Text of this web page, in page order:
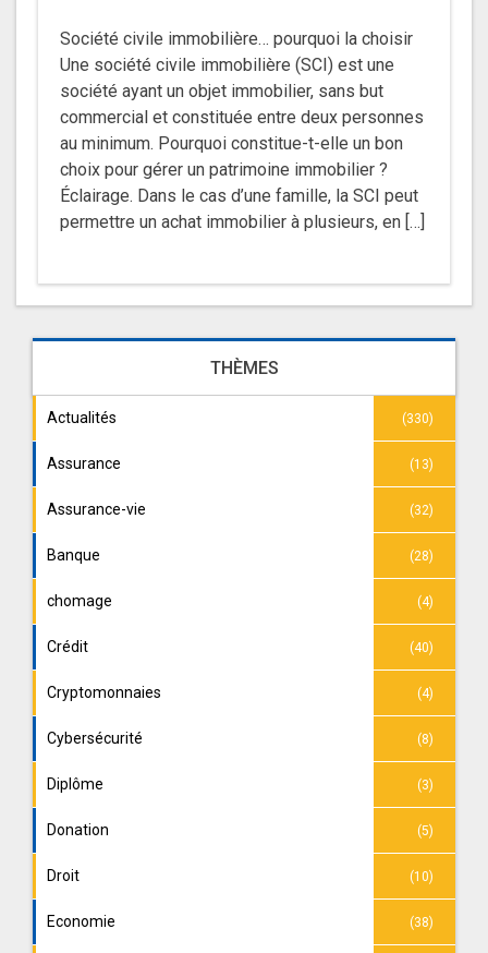
Société civile immobilière… pourquoi la choisir
Une société civile immobilière (SCI) est une
société ayant un objet immobilier, sans but
commercial et constituée entre deux personnes
au minimum. Pourquoi constitue-t-elle un bon
choix pour gérer un patrimoine immobilier ?
Éclairage. Dans le cas d’une famille, la SCI peut
permettre un achat immobilier à plusieurs, en […]
THÈMES
Actualités (330)
Assurance (13)
Assurance-vie (32)
Banque (28)
chomage (4)
Crédit (40)
Cryptomonnaies (4)
Cybersécurité (8)
Diplôme (3)
Donation (5)
Droit (10)
Economie (38)